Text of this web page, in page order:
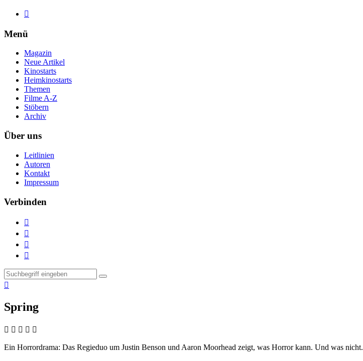

Menü
Magazin
Neue Artikel
Kinostarts
Heimkinostarts
Themen
Filme A-Z
Stöbern
Archiv
Über uns
Leitlinien
Autoren
Kontakt
Impressum
Verbinden





Spring
    
Ein Horrordrama: Das Regieduo um Justin Benson und Aaron Moorhead zeigt, was Horror kann. Und was nicht.